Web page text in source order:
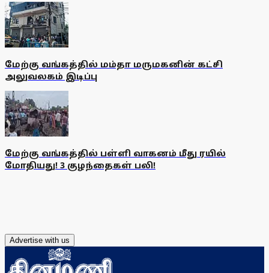
மேற்கு வங்கத்தில் மம்தா மருமகனின் கட்சி
அலுவலகம் இடிப்பு
மேற்கு வங்கத்தில் பள்ளி வாகனம் மீது ரயில்
மோதியது! 3 குழந்தைகள் பலி!
Advertise with us